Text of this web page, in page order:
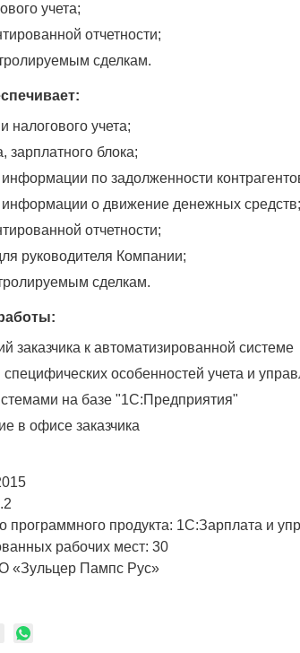
учета;
отчетности;
сделкам.
налогового учета;
зарплатного блока;
по задолженности
о движение денежных средств;
отчетности;
руководителя Компании;
сделкам.
заказчика к автоматизированной системе
особенностей учета и
на базе "1С:Предприятия"
в офисе заказчика
программного продукта: 1С:Зарплата и
рабочих мест: 30
«Зульцер Пампс Рус»